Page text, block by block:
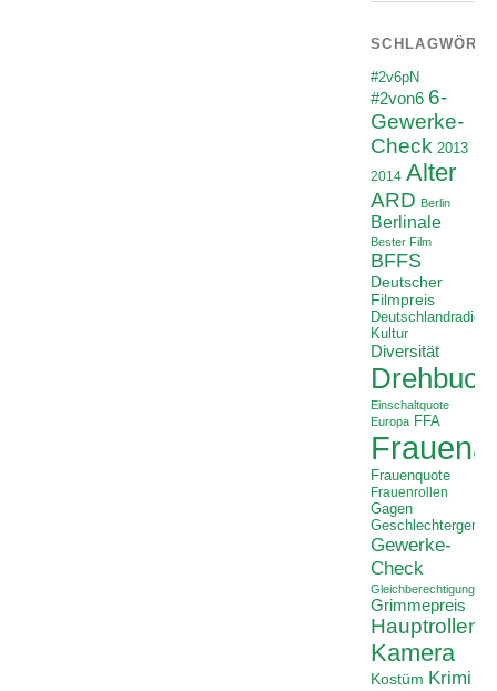
#2v6pN
#2von6 6-
Gewerke-
Check 2013
2014 Alter
ARD Berlin
Berlinale
Bester Film
BFFS
Deutscher
Filmpreis
Deutschlandradio
Kultur
Diversität
Drehbuch
Einschaltquote
Europa FFA
Frauenquote
Frauenrollen
Gagen
Gewerke-
Check
Gleichberechtigung
Grimmepreis
Hauptrollen
Kamera
Kostüm Krimi